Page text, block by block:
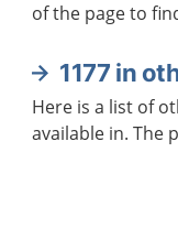
of the page to
1177 in
Here is a list of
available in. The